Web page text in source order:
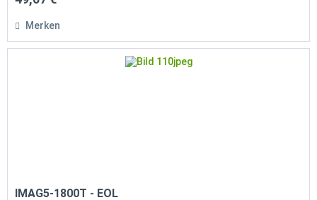
Merken
IMAG5-1800T - EOL